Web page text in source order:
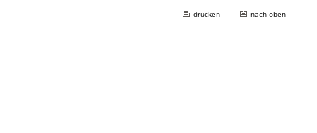
drucken nach oben